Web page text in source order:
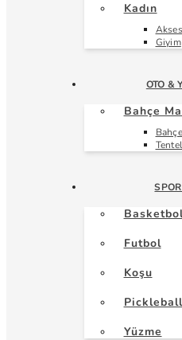
Kadın
Giyim
OTO &
Bahçe
Futbol
Koşu
Pickleball
Yüzme